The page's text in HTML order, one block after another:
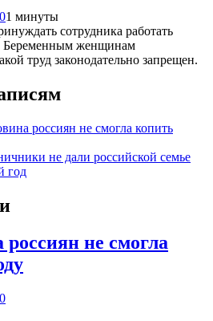
01 минуты
сотрудника работать
Беременным женщинам
труд законодательно запрещен.
россиян не смогла копить
не дали российской семье
год
не смогла
0